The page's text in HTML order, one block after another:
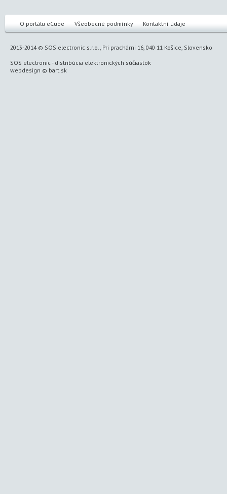
O portálu eCube Všeobecné podmínky Kontaktní údaje
2013-2014 © SOS electronic s.r.o., Pri prachárni 16, 040 11 Košice, Slovensko
SOS electronic - distribúcia elektronických súčiastok
webdesign © bart.sk